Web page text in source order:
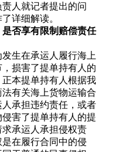
人就记者提出的问
详细解读。
否享有限制赔偿责任
生在承运人履行海上
损害了提单持有人的
本提单持有人根据我
有关海上货物运输合
承担违约责任，或者
害了提单持有人的提
承运人承担侵权责
在履行合同中的侵